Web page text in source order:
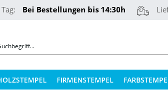
Bei Bestellungen bis 14:30h
FIRMENSTEMPEL